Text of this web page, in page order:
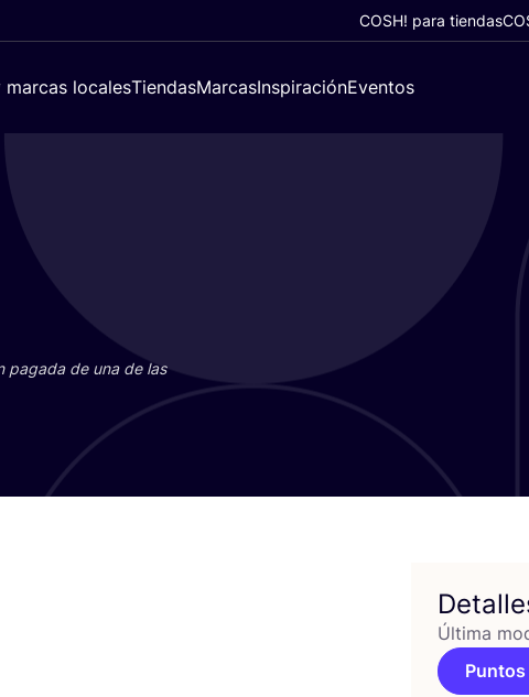
COSH! para tiendas
marcas localesTiendasMarcasInspiraciónEventos
paga­da de una de las
Última